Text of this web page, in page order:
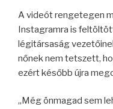
A videót rengetegen
Instagramra is
légitársaság
nőnek nem tetszett,
ezért később újra
„Még önmagad sem